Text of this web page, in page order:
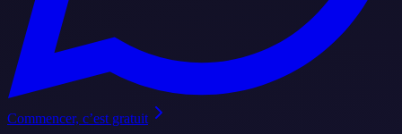
Commencer, c’est gratuit